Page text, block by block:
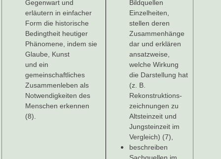
Gegenwart und
erläutern in einfacher
Form die historische
Bedingtheit heutiger
Phänomene, indem sie
Glaube, Kunst
und ein
gemeinschaftliches
Zusammenleben als
Notwendigkeiten des
Menschen erkennen
(8).
Bildquellen
Einzelheiten,
stellen deren
Zusammenhänge
dar und erklären
ansatzweise,
welche Wirkung
die Darstellung hat
(z. B.
Rekonstruktions-
zeichnungen zu
Altsteinzeit und
Jungsteinzeit im
Vergleich) (7),
beschreiben